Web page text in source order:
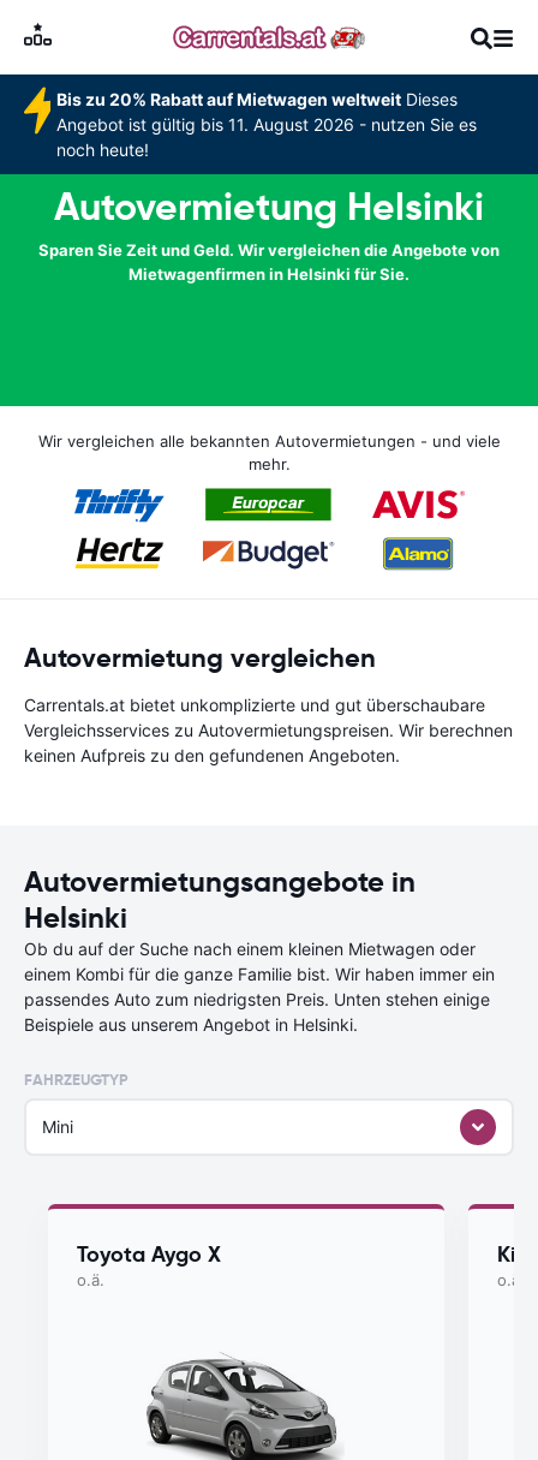
Bis zu 20% Rabatt auf Mietwagen weltweitDieses
Angebot ist gültig bis 11. August 2026 - nutzen Sie es
noch heute!
Autovermietung Helsinki
Sparen Sie Zeit und Geld. Wir vergleichen die Angebote von
Mietwagenfirmen in Helsinki für Sie.
Wir vergleichen alle bekannten Autovermietungen - und viele
mehr.
Autovermietung vergleichen
Carrentals.at bietet unkomplizierte und gut überschaubare
Vergleichsservices zu Autovermietungspreisen. Wir berechnen
keinen Aufpreis zu den gefundenen Angeboten.
Autovermietungsangebote in
Helsinki
Ob du auf der Suche nach einem kleinen Mietwagen oder
einem Kombi für die ganze Familie bist. Wir haben immer ein
passendes Auto zum niedrigsten Preis. Unten stehen einige
Beispiele aus unserem Angebot in Helsinki.
FAHRZEUGTYP
Mini
Toyota Aygo X
o.ä.
Kia
o.ä.